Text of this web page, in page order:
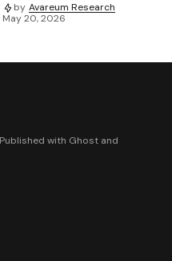
by Avareum Research
May 20, 2026
with Ghost and